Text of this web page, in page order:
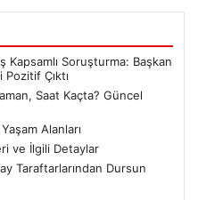
Kapsamlı Soruşturma: Başkan
Pozitif Çıktı
Saat Kaçta? Güncel
Alanları
ve İlgili Detaylar
Taraftarlarından Dursun